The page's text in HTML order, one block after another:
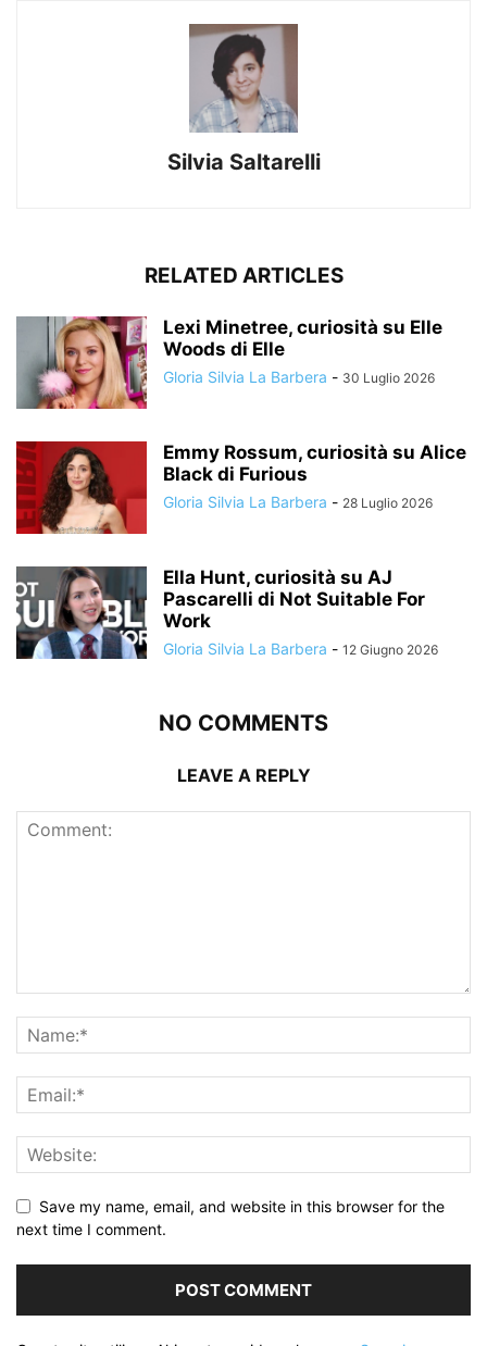
Silvia Saltarelli
RELATED ARTICLES
Lexi Minetree, curiosità su Elle
Woods di Elle
Gloria Silvia La Barbera - 30 Luglio 2026
Emmy Rossum, curiosità su Alice
Black di Furious
Gloria Silvia La Barbera - 28 Luglio 2026
Ella Hunt, curiosità su AJ
Pascarelli di Not Suitable For
Work
Gloria Silvia La Barbera - 12 Giugno 2026
NO COMMENTS
LEAVE A REPLY
Save my name, email, and website in this browser for the
next time I comment.